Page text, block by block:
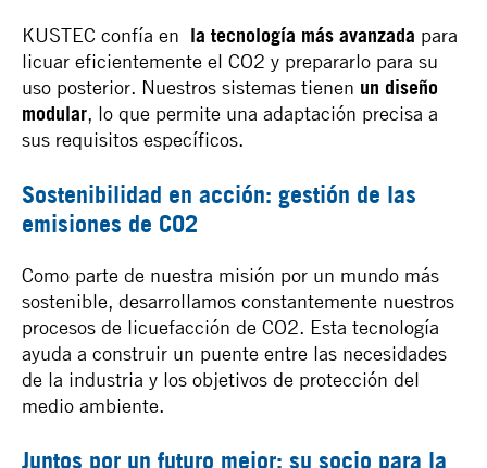
KUSTEC confía en la tecnología más avanzada para
licuar eficientemente el CO2 y prepararlo para su
uso posterior. Nuestros sistemas tienen un diseño
modular, lo que permite una adaptación precisa a
sus requisitos específicos.
Sostenibilidad en acción: gestión de las
emisiones de CO2
Como parte de nuestra misión por un mundo más
sostenible, desarrollamos constantemente nuestros
procesos de licuefacción de CO2. Esta tecnología
ayuda a construir un puente entre las necesidades
de la industria y los objetivos de protección del
medio ambiente.
Juntos por un futuro mejor: su socio para la